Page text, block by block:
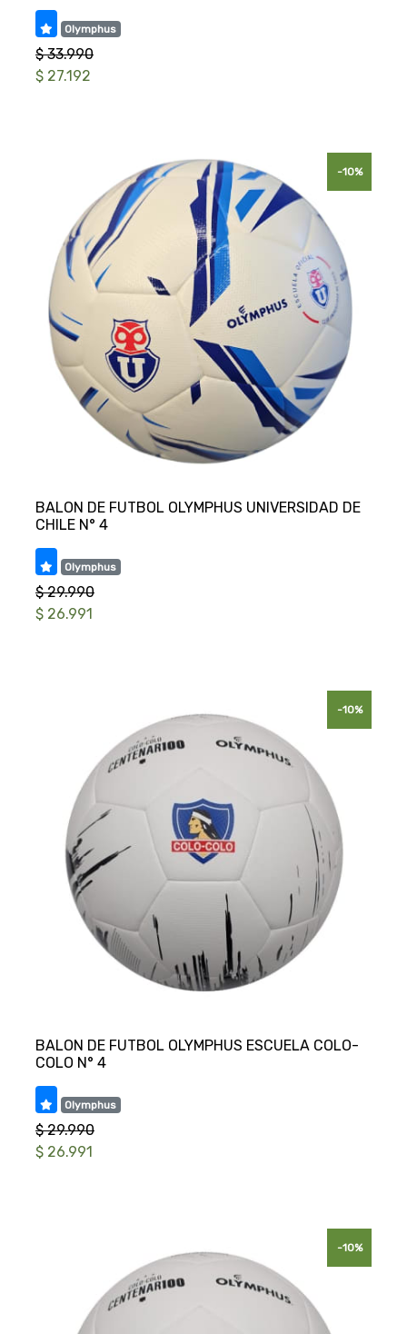
Olymphus
$ 33.990
$ 27.192
-10%
BALON DE FUTBOL OLYMPHUS UNIVERSIDAD DE
Olymphus
$ 29.990
$ 26.991
-10%
BALON DE FUTBOL OLYMPHUS ESCUELA COLO-
Olymphus
$ 29.990
$ 26.991
-10%